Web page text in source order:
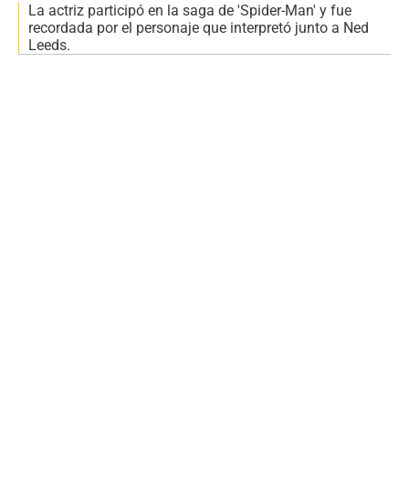
La actriz participó en la saga de 'Spider-Man' y fue
recordada por el personaje que interpretó junto a Ned
Leeds.